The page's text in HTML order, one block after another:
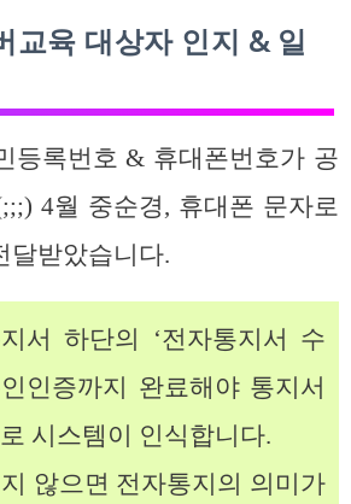
교육 대상자 인지 & 일
등록번호 & 휴대폰번호가 공
4월 중순경, 휴대폰 문자로
달받았습니다.
서 하단의 ‘전자통지서 수
인증까지 완료해야 통지서
시스템이 인식합니다.
않으면 전자통지의 의미가